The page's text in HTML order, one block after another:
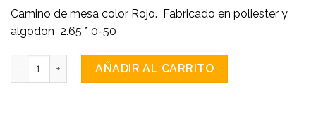
Camino de mesa color Rojo. Fabricado en poliester y
algodon 2.65 * 0-50
camino de mesa base rojo granate cantidad
AÑADIR AL CARRITO